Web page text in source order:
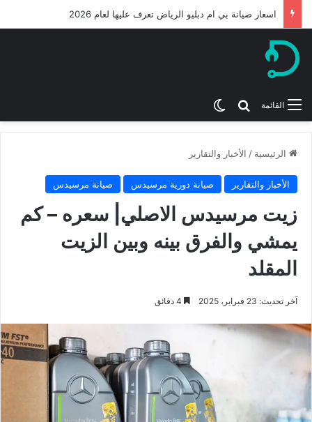
ميكانيكي بي ام دبليو من افضل ورشة بي ام الرياض 2026
القائمة بحث عن
الرئيسية / الأخبار والتقارير
الأخبار والتقارير صيانة دورية مرسيدس صيانة مرسيدس
زيت مرسيدس الاصلي| سعره – كم
يمشي والفرق بينه وبين الزيت
المقلد
آخر تحديث: 23 فبراير، 2025